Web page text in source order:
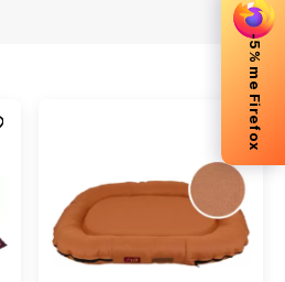
-5% me Firefox